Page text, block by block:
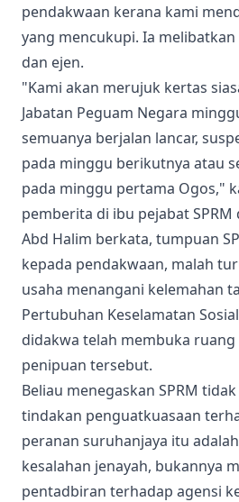
pendakwaan kerana kami
yang mencukupi. Ia
dan ejen.
"Kami akan merujuk kertas
Jabatan Peguam Negara
semuanya berjalan lancar,
pada minggu berikutnya atau
pada minggu pertama Ogos,"
pemberita di ibu pejabat
Abd Halim berkata, tumpuan
kepada pendakwaan, malah
usaha menangani kelemahan
Pertubuhan Keselamatan
didakwa telah membuka
penipuan tersebut.
Beliau menegaskan SPRM
tindakan penguatkuasaan
peranan suruhanjaya itu
kesalahan jenayah, bukannya
pentadbiran terhadap agensi